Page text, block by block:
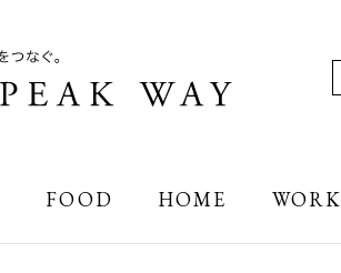
FOOD HOME WORK